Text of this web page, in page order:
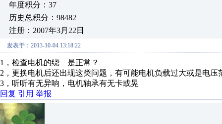
年度积分：37
历史总积分：98482
注册：2007年3月22日
发表于：2013-10-04 13:18:22
1，检查电机的绕 是正常？
2，更换电机后还出现这类问题，有可能电机负载过大或是电压
3，听听有无异响，电机轴承有无卡或晃
回复 引用 举报